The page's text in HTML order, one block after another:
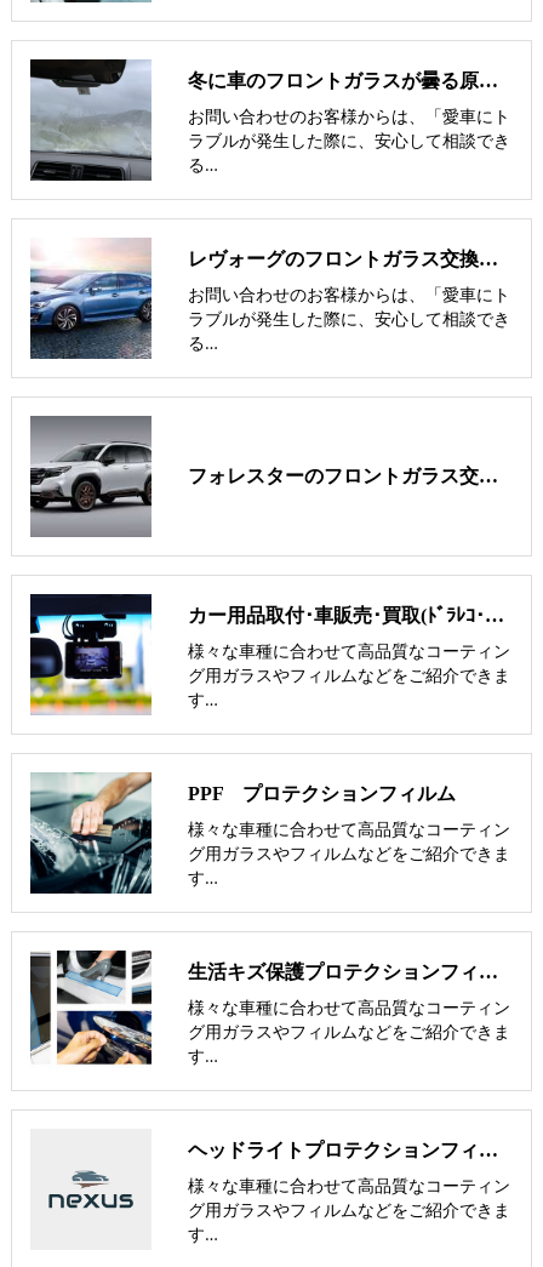
冬に車のフロントガラスが曇る原因と、その対処法を解説！
お問い合わせのお客様からは、「愛車にト
ラブルが発生した際に、安心して相談でき
る…
レヴォーグのフロントガラス交換費用･飛び石修理費用･低価格ガラス
お問い合わせのお客様からは、「愛車にト
ラブルが発生した際に、安心して相談でき
る…
フォレスターのフロントガラス交換費用･飛び石修理費用･低価格ガラス
カー用品取付･車販売･買取(ﾄﾞﾗﾚｺ･ﾅﾋﾞ等)
様々な車種に合わせて高品質なコーティン
グ用ガラスやフィルムなどをご紹介できま
す…
PPF プロテクションフィルム
様々な車種に合わせて高品質なコーティン
グ用ガラスやフィルムなどをご紹介できま
す…
生活キズ保護プロテクションフィルム
様々な車種に合わせて高品質なコーティン
グ用ガラスやフィルムなどをご紹介できま
す…
ヘッドライトプロテクションフィルム(ヘッドライト研磨)は【nexus株式会社】
様々な車種に合わせて高品質なコーティン
グ用ガラスやフィルムなどをご紹介できま
す…